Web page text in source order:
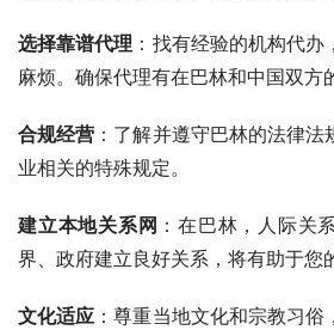
选择靠谱代理 ：找有经验的机构代
麻烦。确保代理有在巴林和中国双方
合规经营 ：了解并遵守巴林的法律
业相关的特殊规定。
建立本地关系网 ：在巴林，人际关
界、政府建立良好关系，将有助于您
文化适应 ：尊重当地文化和宗教习